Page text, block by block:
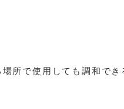
所で使用しても調和でき